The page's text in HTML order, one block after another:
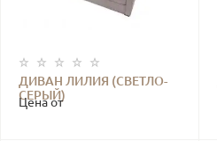
ДИВАН ЛИЛИЯ (СВЕТЛО-
СЕРЫЙ)
Цена от